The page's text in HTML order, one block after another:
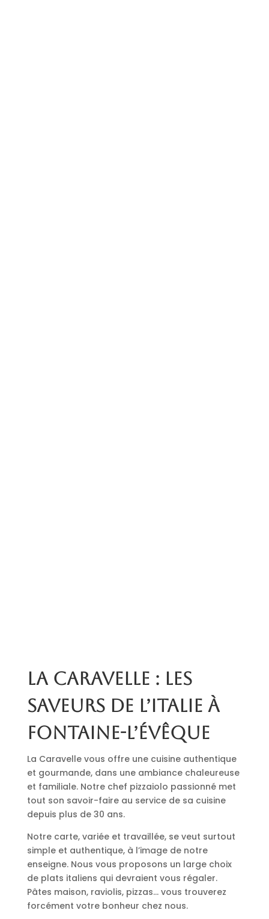
La Caravelle : les
saveurs de l’Italie à
Fontaine-l’Évêque
La Caravelle vous offre une cuisine authentique
et gourmande, dans une ambiance chaleureuse
et familiale. Notre chef pizzaiolo passionné met
tout son savoir-faire au service de sa cuisine
depuis plus de 30 ans.
Notre carte, variée et travaillée, se veut surtout
simple et authentique, à l’image de notre
enseigne. Nous vous proposons un large choix
de plats italiens qui devraient vous régaler.
Pâtes maison, raviolis, pizzas… vous trouverez
forcément votre bonheur chez nous.